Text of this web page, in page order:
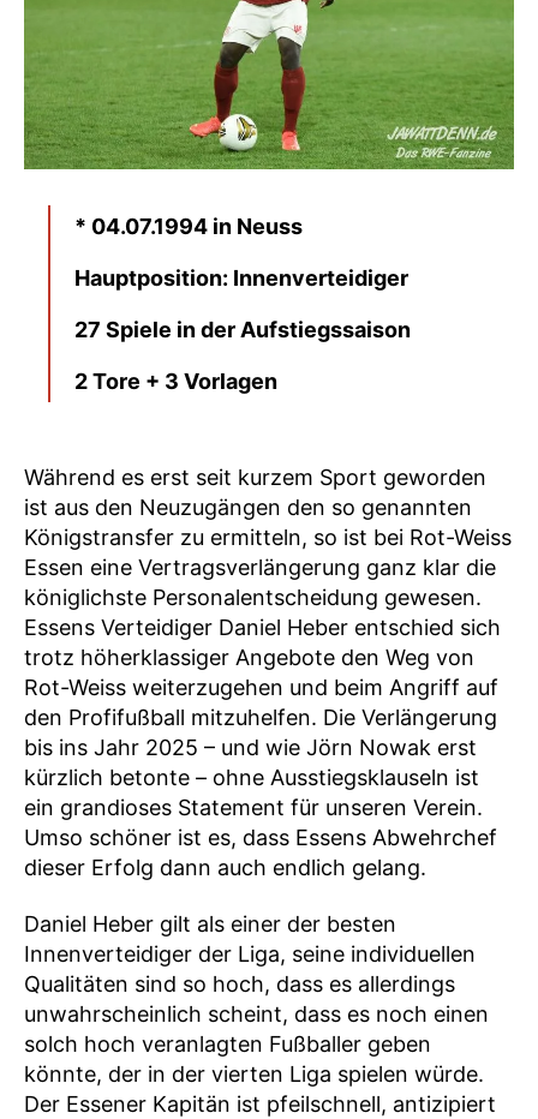
* 04.07.1994 in Neuss
Hauptposition: Innenverteidiger
27 Spiele in der Aufstiegssaison
2 Tore + 3 Vorlagen
Während es erst seit kurzem Sport geworden
ist aus den Neuzugängen den so genannten
Königstransfer zu ermitteln, so ist bei Rot-Weiss
Essen eine Vertragsverlängerung ganz klar die
königlichste Personalentscheidung gewesen.
Essens Verteidiger Daniel Heber entschied sich
trotz höherklassiger Angebote den Weg von
Rot-Weiss weiterzugehen und beim Angriff auf
den Profifußball mitzuhelfen. Die Verlängerung
bis ins Jahr 2025 – und wie Jörn Nowak erst
kürzlich betonte – ohne Ausstiegsklauseln ist
ein grandioses Statement für unseren Verein.
Umso schöner ist es, dass Essens Abwehrchef
dieser Erfolg dann auch endlich gelang.
Daniel Heber gilt als einer der besten
Innenverteidiger der Liga, seine individuellen
Qualitäten sind so hoch, dass es allerdings
unwahrscheinlich scheint, dass es noch einen
solch hoch veranlagten Fußballer geben
könnte, der in der vierten Liga spielen würde.
Der Essener Kapitän ist pfeilschnell, antizipiert